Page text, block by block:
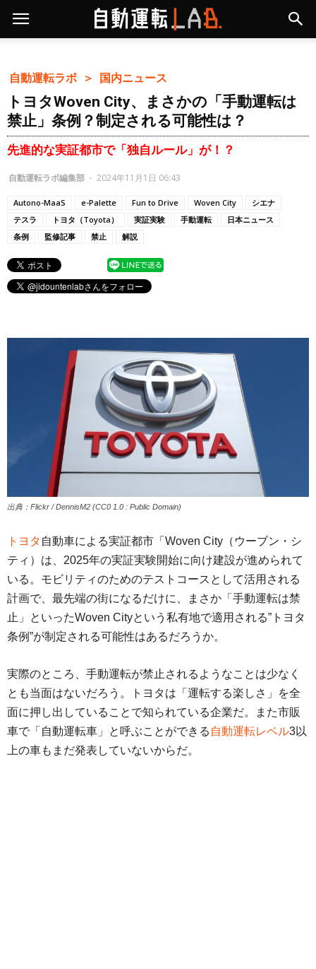
自動運転ラボ ＞ 国内ニュース
トヨタWoven City、まさかの「手動運転は
禁止」条例？制定される可能性は？
先進的な実証都市で「独自ルール」が！？
自動運転ラボ編集部 - 2024年11月1日 06:43
Autono-MaaS e-Palette Fun to Drive Woven City
シエナ
テスラ
トヨタ（Toyota） 実証実験 手動運転
日本ニュース
条例
監修記事 禁止 解説
出典：Flickr / DennisM2 (CC0 1.0 : Public Domain)
トヨタ 自動車による実証都市「Woven City（ウーブン・シ
ティ）は、2025年の実証実験開始に向け建設が進められて
いる。モビリティのためのテストコースとして活用される
計画で、最先端の街になるだけに、まさか「手動運転は禁
止」といったWoven Cityという私有地で適用される”トヨタ
条例”が制定される可能性はあるだろうか。
実際のところ、手動運転が禁止されるようなことは少なく
とも当面はないだろう。トヨタは「運転する楽しさ」を全
面に押し出していることで知られている企業だ。また市販
車で「自動運転車」と呼ぶことができる 自動運転レベル3以
上の車もまだ発表していないからだ。